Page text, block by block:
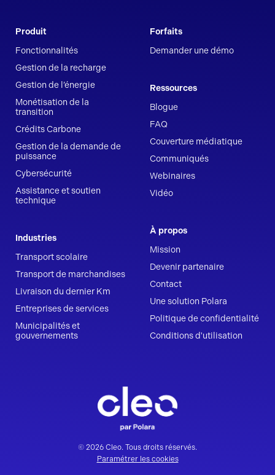
Produit
Fonctionnalités
Gestion de la recharge
Gestion de l’énergie
Monétisation de la
transition
Crédits Carbone
Gestion de la demande de
puissance
Cybersécurité
Assistance et soutien
technique
Industries
Transport scolaire
Transport de marchandises
Livraison du dernier Km
Entreprises de services
Municipalités et
gouvernements
Forfaits
Demander une démo
Ressources
Blogue
FAQ
Couverture médiatique
Communiqués
Webinaires
Vidéo
À propos
Mission
Devenir partenaire
Contact
Une solution Polara
Politique de confidentialité
Conditions d'utilisation
© 2026 Cleo. Tous droits réservés.
Paramétrer les cookies